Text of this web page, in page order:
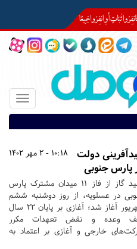
Toggle
10:18 - 2 مهر 1402
دولت
پارس جنوبی
تولید گاز از فاز ۱۱ میدان مشترک پارس
در عسلویه، از روز دوشنبه ششم
شهریور آغاز شد؛ آغازی بر پایان ۲۲ سال
وعده و نقض تعهدات مکرر
خارجی و آغازی بر اعتماد به